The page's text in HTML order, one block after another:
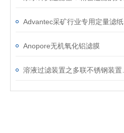
Advantec采矿行业专用定量滤纸
Anopore无机氧化铝滤膜